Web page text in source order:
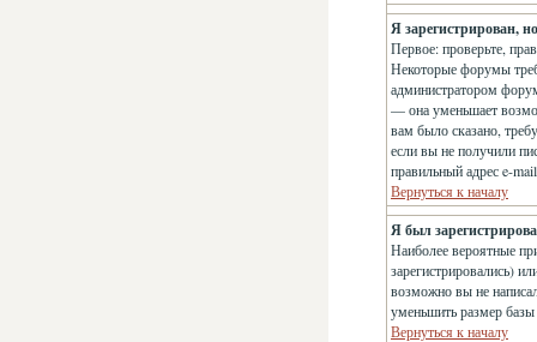
Я зарегистрирован,
Первое: проверьте,
Некоторые форумы
администратором
— она уменьшает
вам было сказано,
если вы не получили
правильный адрес e-
Вернуться к началу
Я был
Наиболее вероятные
зарегистрировались)
возможно вы не
уменьшить размер базы
Вернуться к началу